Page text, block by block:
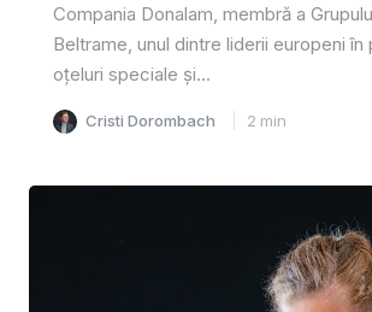
Compania Donalam, membră a
Beltrame, unul dintre liderii europeni
oțeluri speciale și...
Cristi Dorombach 2 min